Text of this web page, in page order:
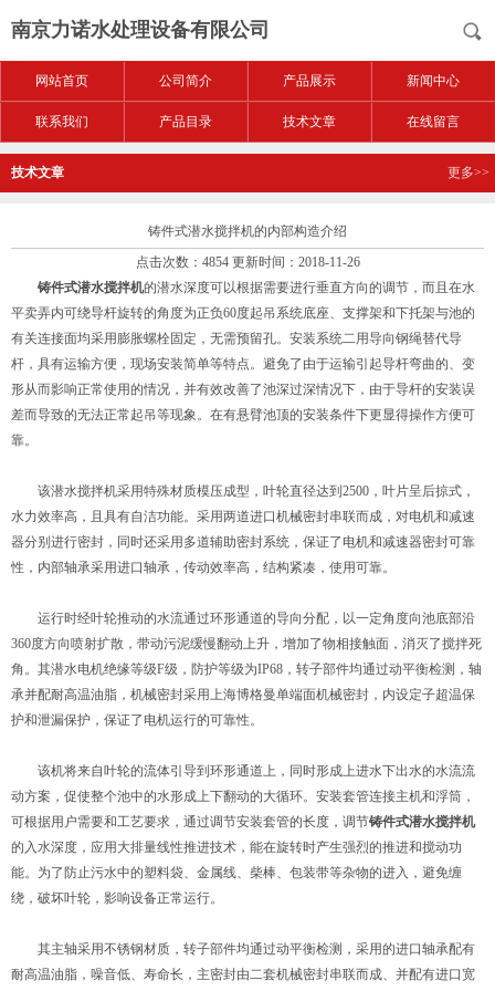
南京力诺水处理设备有限公司
网站首页 公司简介 产品展示 新闻中心
联系我们 产品目录 技术文章 在线留言
技术文章 更多>>
铸件式潜水搅拌机的内部构造介绍
点击次数：4854 更新时间：2018-11-26
铸件式潜水搅拌机的潜水深度可以根据需要进行垂直方向的调节，而且在水
平卖弄内可绕导杆旋转的角度为正负60度起吊系统底座、支撑架和下托架与池的
有关连接面均采用膨胀螺栓固定，无需预留孔。安装系统二用导向钢绳替代导
杆，具有运输方便，现场安装简单等特点。避免了由于运输引起导杆弯曲的、变
形从而影响正常使用的情况，并有效改善了池深过深情况下，由于导杆的安装误
差而导致的无法正常起吊等现象。在有悬臂池顶的安装条件下更显得操作方便可
靠。
该潜水搅拌机采用特殊材质模压成型，叶轮直径达到2500，叶片呈后掠式，
水力效率高，且具有自洁功能。采用两道进口机械密封串联而成，对电机和减速
器分别进行密封，同时还采用多道辅助密封系统，保证了电机和减速器密封可靠
性，内部轴承采用进口轴承，传动效率高，结构紧凑，使用可靠。
运行时经叶轮推动的水流通过环形通道的导向分配，以一定角度向池底部沿
360度方向喷射扩散，带动污泥缓慢翻动上升，增加了物相接触面，消灭了搅拌死
角。其潜水电机绝缘等级F级，防护等级为IP68，转子部件均通过动平衡检测，轴
承并配耐高温油脂，机械密封采用上海博格曼单端面机械密封，内设定子超温保
护和泄漏保护，保证了电机运行的可靠性。
该机将来自叶轮的流体引导到环形通道上，同时形成上进水下出水的水流流
动方案，促使整个池中的水形成上下翻动的大循环。安装套管连接主机和浮筒，
可根据用户需要和工艺要求，通过调节安装套管的长度，调节铸件式潜水搅拌机
的入水深度，应用大排量线性推进技术，能在旋转时产生强烈的推进和搅动功
能。为了防止污水中的塑料袋、金属线、柴棒、包装带等杂物的进入，避免缠
绕，破坏叶轮，影响设备正常运行。
其主轴采用不锈钢材质，转子部件均通过动平衡检测，采用的进口轴承配有
耐高温油脂，噪音低、寿命长，主密封由二套机械密封串联而成、并配有进口宽